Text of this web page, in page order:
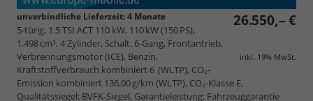
26.550,– €
inkl. 19% MwSt.
unverbindliche Lieferzeit:4 Monate
5-türig, 1.5 TSI ACT 110 kW, 110 kW (150 PS),
1.498 cm³, 4 Zylinder, Schalt. 6-Gang, Frontantrieb,
Verbrennungsmotor (ICE), Benzin,
Kraftstoffverbrauch kombiniert 6 (WLTP), CO₂-
Emission kombiniert 136.00 g/km (WLTP), CO₂-Klasse E,
Qualitätssiegel: BVFK-Siegel, Garantieleistung: Fahrzeuggarantie